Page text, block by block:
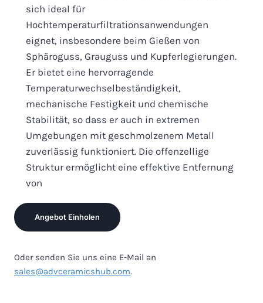
sich ideal für
Hochtemperaturfiltrationsanwendungen
eignet, insbesondere beim Gießen von
Sphäroguss, Grauguss und Kupferlegierungen.
Er bietet eine hervorragende
Temperaturwechselbeständigkeit,
mechanische Festigkeit und chemische
Stabilität, so dass er auch in extremen
Umgebungen mit geschmolzenem Metall
zuverlässig funktioniert. Die offenzellige
Struktur ermöglicht eine effektive Entfernung
von
Angebot Einholen
Oder senden Sie uns eine E-Mail an
sales@advceramicshub.com.